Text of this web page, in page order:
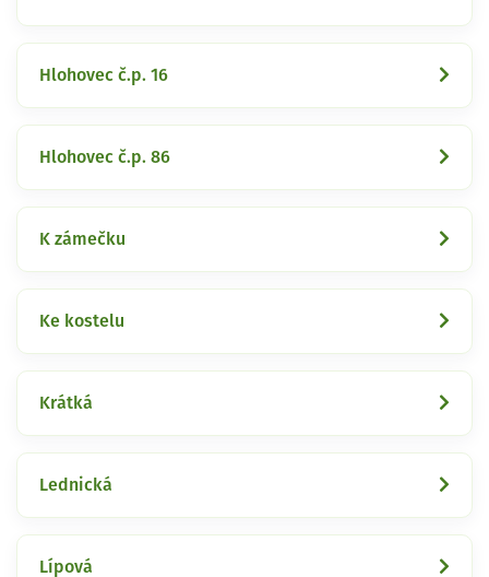
Hlohovec č.p. 16
Hlohovec č.p. 86
K zámečku
Ke kostelu
Krátká
Lednická
Lípová